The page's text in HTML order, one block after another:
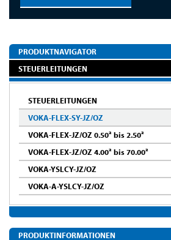
PRODUKTNAVIGATOR
STEUERLEITUNGEN
STEUERLEITUNGEN
VOKA-FLEX-SY-JZ/OZ
VOKA-FLEX-JZ/OZ 0.50² bis 2.50²
VOKA-FLEX-JZ/OZ 4.00² bis 70.00²
VOKA-YSLCY-JZ/OZ
VOKA-A-YSLCY-JZ/OZ
PRODUKTINFORMATIONEN